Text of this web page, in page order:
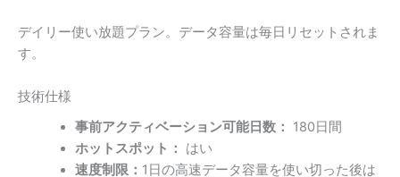
デイリー使い放題プラン。データ容量は毎日リセットされま
す。
技術仕様
事前アクティベーション可能日数：
180日間
ホットスポット：
はい
速度制限： 1日の高速データ容量を使い切った後は